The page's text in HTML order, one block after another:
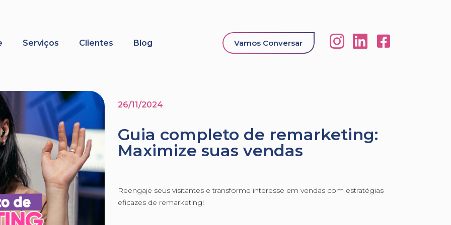
Serviços Clientes Blog Vamos Conversar
26/11/2024
Guia completo de remarketing:
Maximize suas vendas
Reengaje seus visitantes e transforme interesse em vendas com estratégias
eficazes de remarketing!